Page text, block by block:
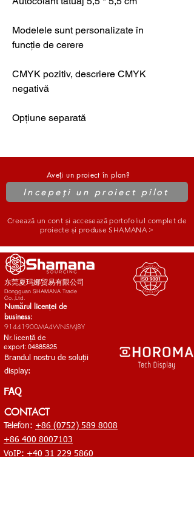
Modelele sunt personalizate în
funcție de cerere
CMYK pozitiv, descriere CMYK
negativă
Opțiune separată
Aveți un proiect în plan?
Incepeți un proiect pilot
Creează un cont și accesează portofoliul complet de
proiecte și produse SHAMANA >
东莞夏玛娜贸易有限公司
Dongguan SHAMANA Trade
Co.,Ltd.
Numărul licenței de
business:
91441900MA4WN5MJ8Y
Nr. licență de
export: 04885825
Brandul nostru de soluții
display:
FAQ
CONTACT
Telefon: +86 (0752) 589 8008
+86 400 8007103
VoIP: +40 31 229 5860